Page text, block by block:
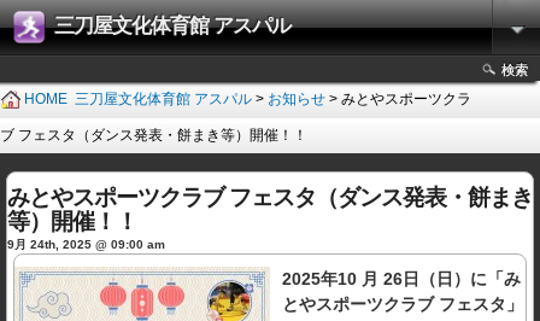
三刀屋文化体育館 アスパル
検索
HOME 三刀屋文化体育館 アスパル > お知らせ > みとやスポーツクラ
ブ フェスタ（ダンス発表・餅まき等）開催！！
みとやスポーツクラブ フェスタ（ダンス発表・餅まき
等）開催！！
9月 24th, 2025 @ 09:00 am
2025年10 月 26日（日）に「み
とやスポーツクラブ フェスタ」